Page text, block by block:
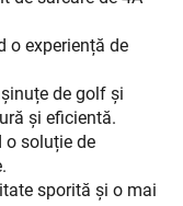
o experiență de
de golf și
și eficientă.
o soluție de
sporită și o mai